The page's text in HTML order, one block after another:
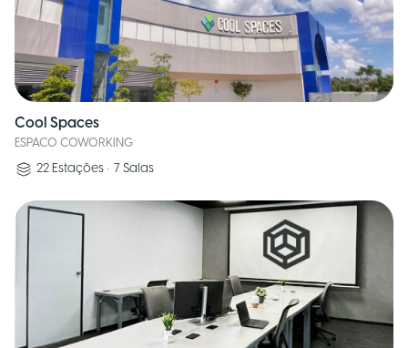
Cool Spaces
ESPACO COWORKING
22 Estações • 7 Salas